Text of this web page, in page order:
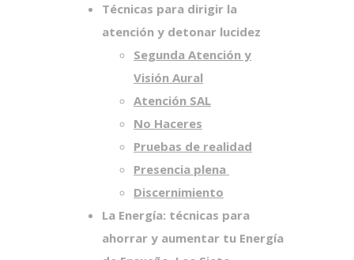
Técnicas para dirigir la
atención y detonar lucidez
Segunda Atención y
Visión Aural
Atención SAL
No Haceres
Pruebas de realidad
Presencia plena
Discernimiento
La Energía: técnicas para
ahorrar y aumentar tu Energía